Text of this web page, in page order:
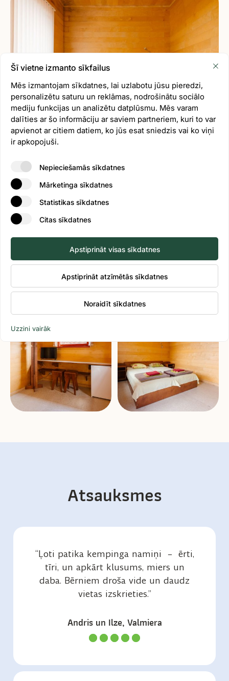
Atsauksmes
“Ļoti patika kempinga namiņi – ērti,
tīri, un apkārt klusums, miers un
daba. Bērniem droša vide un daudz
vietas izskrieties.”
Andris un Ilze, Valmiera
Šī vietne izmanto sīkfailus
Mēs izmantojam sīkdatnes, lai uzlabotu jūsu pieredzi,
personalizētu saturu un reklāmas, nodrošinātu sociālo
mediju funkcijas un analizētu datplūsmu. Mēs varam
dalīties ar šo informāciju ar saviem partneriem, kuri to var
apvienot ar citiem datiem, ko jūs esat sniedzis vai ko viņi
ir apkopojuši.
Nepieciešamās sīkdatnes
Mārketinga sīkdatnes
Statistikas sīkdatnes
Citas sīkdatnes
Apstiprināt visas sīkdatnes
Apstiprināt atzīmētās sīkdatnes
Noraidīt sīkdatnes
Uzzini vairāk